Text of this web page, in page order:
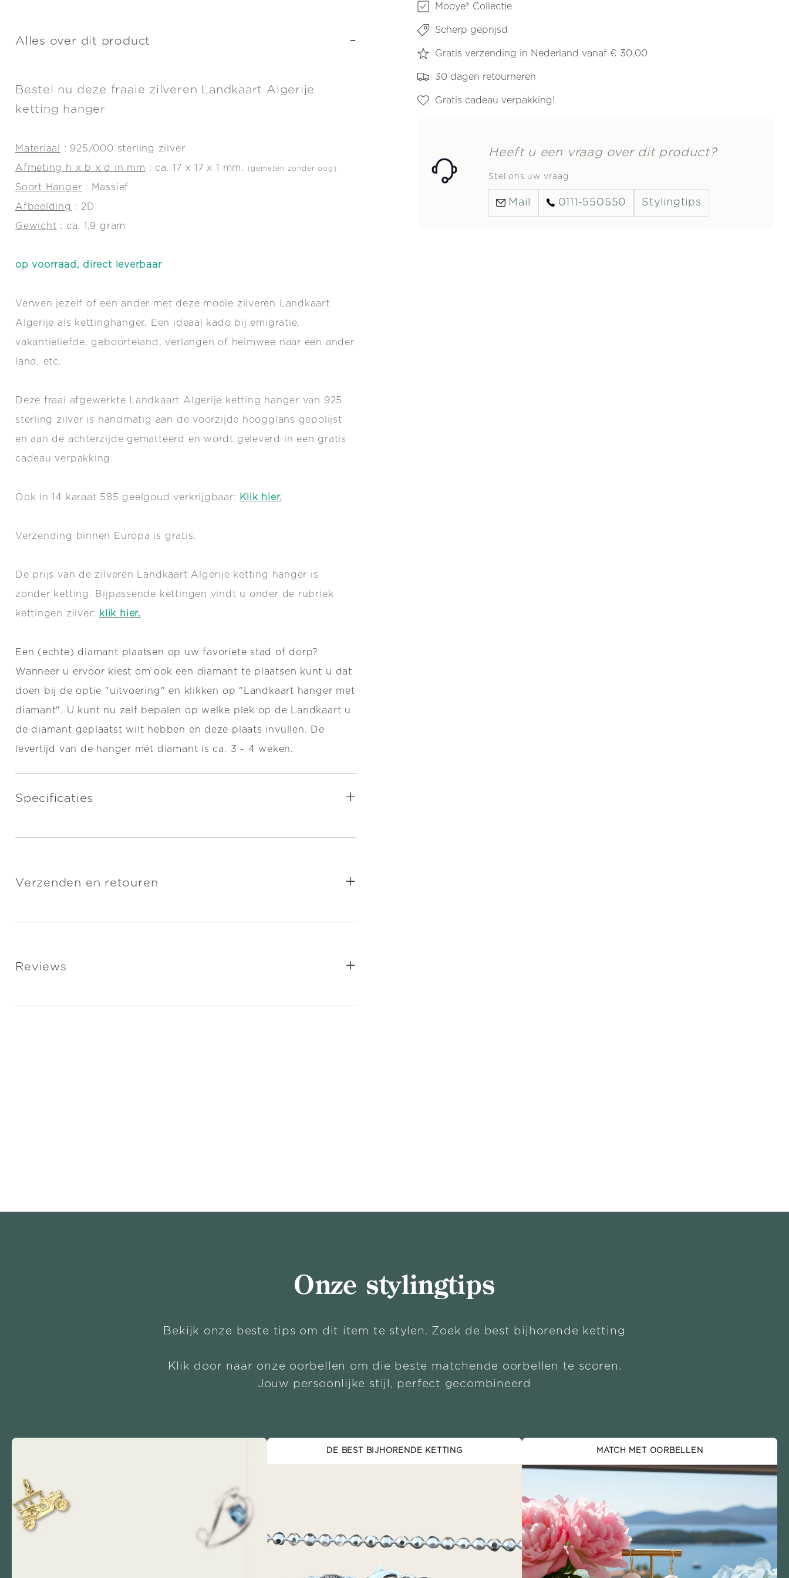
Alles over dit product -
Bestel nu deze fraaie zilveren Landkaart Algerije
ketting hanger
Materiaal : 925/000 sterling zilver
Afmeting h x b x d in mm : ca. 17 x 17 x 1 mm. (gemeten zonder oog)
Soort Hanger : Massief
Afbeelding : 2D
Gewicht : ca. 1,9 gram
op voorraad, direct leverbaar
Verwen jezelf of een ander met deze mooie zilveren Landkaart
Algerije als kettinghanger. Een ideaal kado bij emigratie,
vakantieliefde, geboorteland, verlangen of heimwee naar een ander
land, etc.
Deze fraai afgewerkte Landkaart Algerije ketting hanger van 925
sterling zilver is handmatig aan de voorzijde hoogglans gepolijst
en aan de achterzijde gematteerd en wordt geleverd in een gratis
cadeau verpakking.
Ook in 14 karaat 585 geelgoud verkrijgbaar: Klik hier.
Verzending binnen Europa is gratis.
De prijs van de zilveren Landkaart Algerije ketting hanger is
zonder ketting. Bijpassende kettingen vindt u onder de rubriek
kettingen zilver: klik hier.
Een (echte) diamant plaatsen op uw favoriete stad of dorp?
Wanneer u ervoor kiest om ook een diamant te plaatsen kunt u dat
doen bij de optie "uitvoering" en klikken op "Landkaart hanger met
diamant". U kunt nu zelf bepalen op welke plek op de Landkaart u
de diamant geplaatst wilt hebben en deze plaats invullen. De
levertijd van de hanger mét diamant is ca. 3 - 4 weken.
Specificaties +
Verzenden en retouren +
Reviews +
Mooye® Collectie
Scherp geprijsd
Gratis verzending in Nederland vanaf € 30,00
30 dagen retourneren
Gratis cadeau verpakking!
Heeft u een vraag over dit product?
Stel ons uw vraag
Mail 0111-550550 Stylingtips
Onze stylingtips
Bekijk onze beste tips om dit item te stylen. Zoek de best bijhorende ketting
Klik door naar onze oorbellen om die beste matchende oorbellen te scoren.
Jouw persoonlijke stijl, perfect gecombineerd
DE BEST BIJHORENDE KETTING MATCH MET OORBELLEN